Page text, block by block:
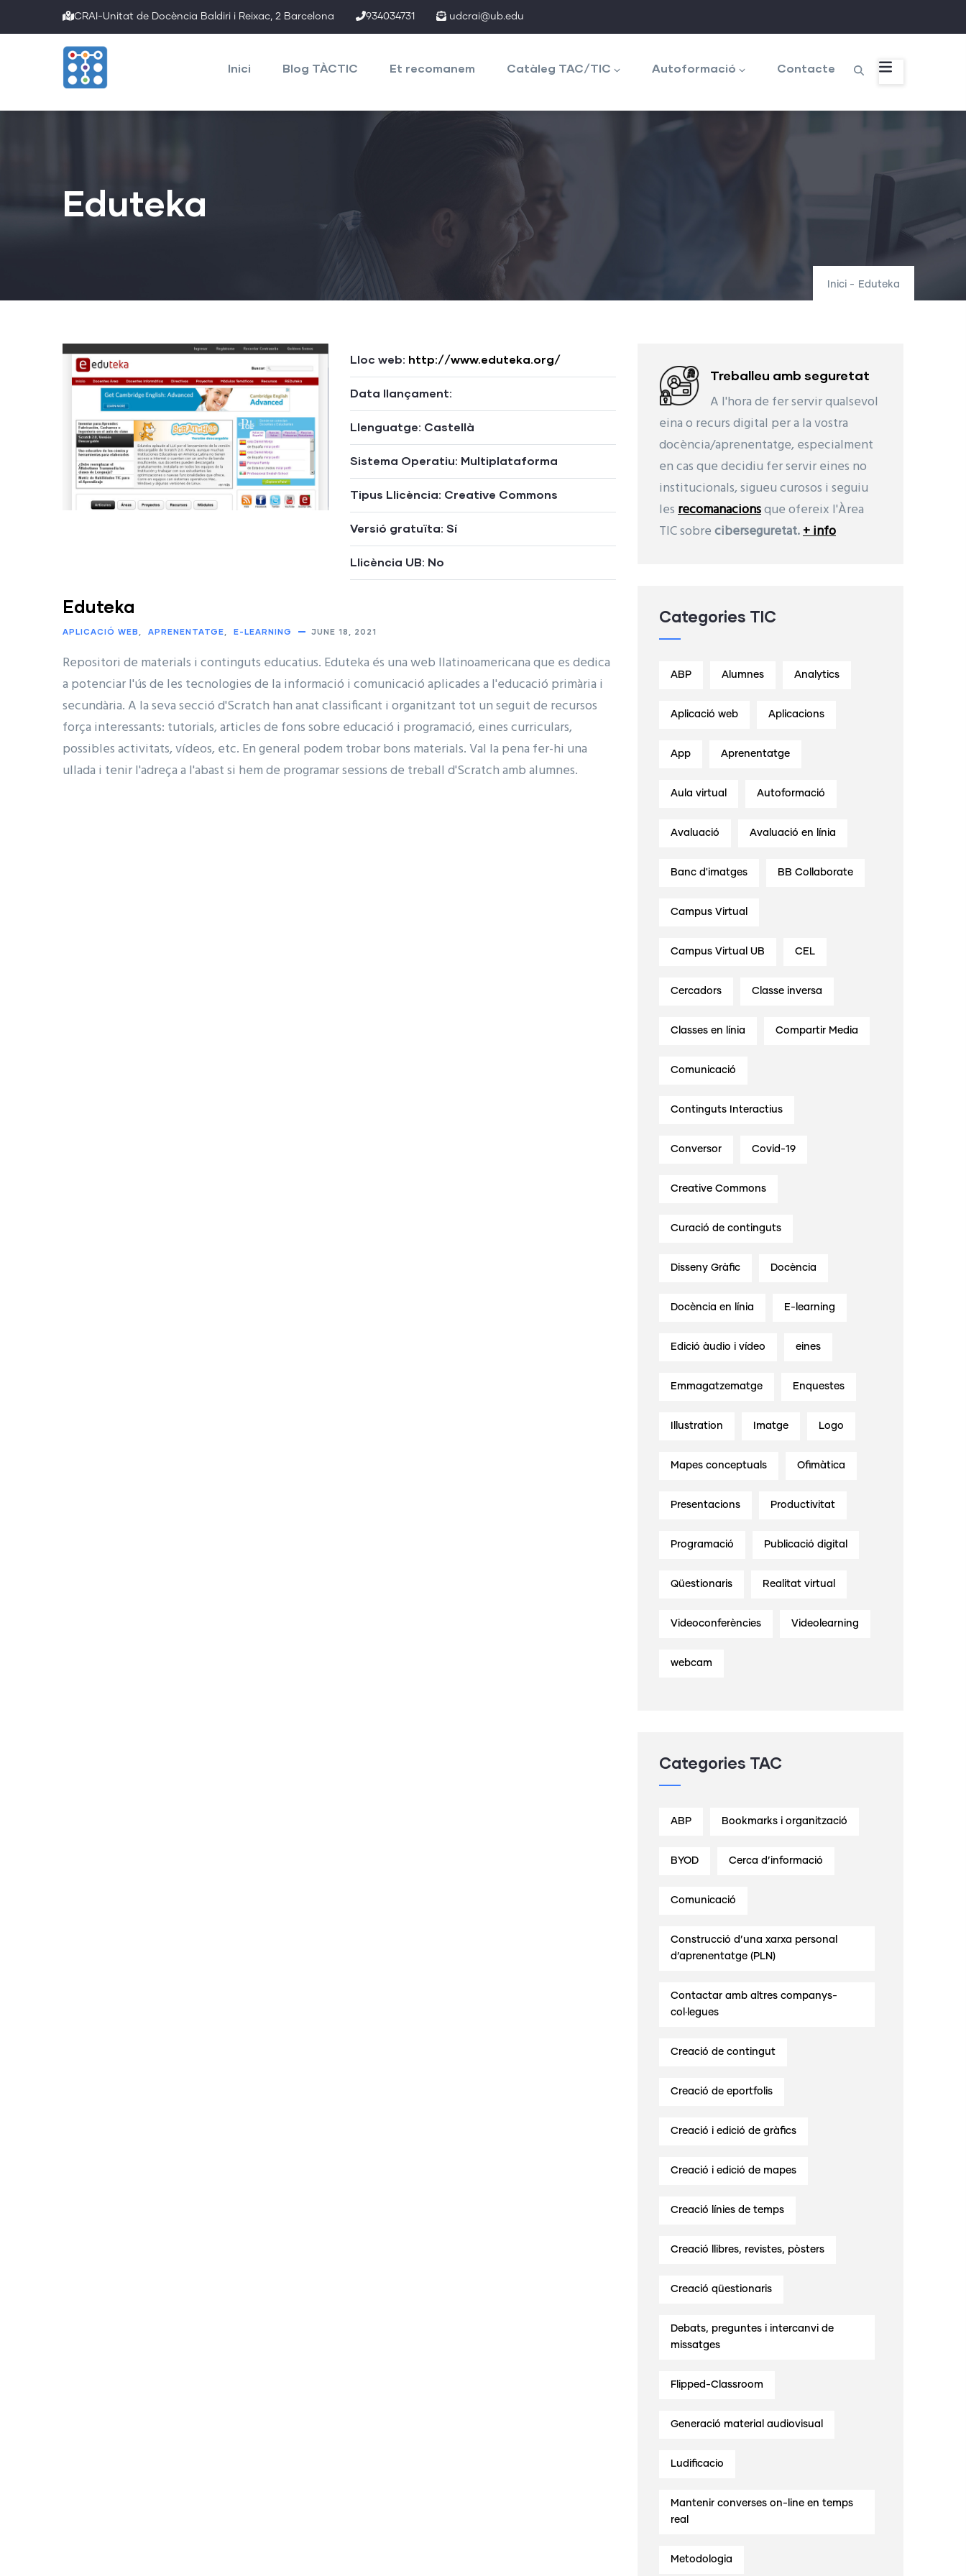
to
CRAI-Unitat de Docència Baldiri i Reixac, 2 Barcelona 934034731 udcrai@ub.edu
navigation
Inici Blog TÀCTIC Et recomanem Catàleg TAC/TIC Autoformació Contacte
Eduteka
Inici - Eduteka
Lloc web: http://www.eduteka.org/
Data llançament:
Llenguatge: Castellà
Sistema Operatiu: Multiplataforma
Tipus Llicència: Creative Commons
Versió gratuïta: Sí
Llicència UB: No
Eduteka
APLICACIÓ WEB APRENENTATGE E-LEARNING JUNE 18, 2021
Repositori de materials i continguts educatius. Eduteka és una web llatinoamericana que es dedica
a potenciar l'ús de les tecnologies de la informació i comunicació aplicades a l'educació primària i
secundària. A la seva secció d'Scratch han anat classificant i organitzant tot un seguit de recursos
força interessants: tutorials, articles de fons sobre educació i programació, eines curriculars,
possibles activitats, vídeos, etc. En general podem trobar bons materials. Val la pena fer-hi una
ullada i tenir l'adreça a l'abast si hem de programar sessions de treball d'Scratch amb alumnes.
Treballeu amb seguretat
A l'hora de fer servir qualsevol
eina o recurs digital per a la vostra
docència/aprenentatge, especialment
en cas que decidiu fer servir eines no
institucionals, sigueu curosos i seguiu
lesrecomanacionsque ofereix l'Àrea
TIC sobreciberseguretat.+ info
Categories TIC
ABP Alumnes Analytics
Aplicació web Aplicacions
App Aprenentatge
Aula virtual Autoformació
Avaluació Avaluació en línia
Banc d'imatges BB Collaborate
Campus Virtual
Campus Virtual UB CEL
Cercadors Classe inversa
Classes en línia Compartir Media
Comunicació
Continguts Interactius
Conversor Covid-19
Creative Commons
Curació de continguts
Disseny Gràfic Docència
Docència en línia E-learning
Edició àudio i vídeo eines
Emmagatzematge Enquestes
Illustration Imatge Logo
Mapes conceptuals Ofimàtica
Presentacions Productivitat
Programació Publicació digital
Qüestionaris Realitat virtual
Videoconferències Videolearning
webcam
Categories TAC
ABP Bookmarks i organització
BYOD Cerca d’informació
Comunicació
Construcció d’una xarxa personal
d’aprenentatge (PLN)
Contactar amb altres companys-
col·legues
Creació de contingut
Creació de eportfolis
Creació i edició de gràfics
Creació i edició de mapes
Creació línies de temps
Creació llibres, revistes, pòsters
Creació qüestionaris
Debats, preguntes i intercanvi de
missatges
Flipped-Classroom
Generació material audiovisual
Ludificacio
Mantenir converses on-line en temps
real
Metodologia